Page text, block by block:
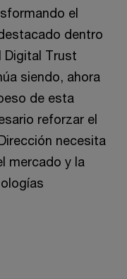
el
dentro
Digital Trust
siendo, ahora
de esta
reforzar el
necesita
mercado y la